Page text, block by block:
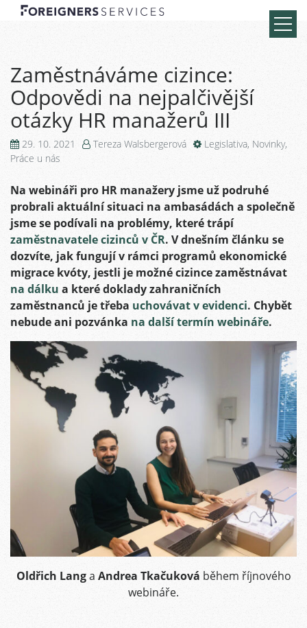
Zaměstnáváme cizince:
Odpovědi na nejpalčivější
otázky HR manažerů III
29. 10. 2021 Tereza Walsbergerová Legislativa, Novinky,
Práce u nás
Na webináři pro HR manažery jsme už podruhé
probrali aktuální situaci na ambasádách a společně
jsme se podívali na problémy, které trápí
zaměstnavatele cizinců v ČR. V dnešním článku se
dozvíte, jak fungují v rámci programů ekonomické
migrace kvóty, jestli je možné cizince zaměstnávat
na dálku a které doklady zahraničních
zaměstnanců je třeba uchovávat v evidenci. Chybět
nebude ani pozvánka na další termín webináře.
Oldřich Langa Andrea Tkačuková během říjnového
webináře.